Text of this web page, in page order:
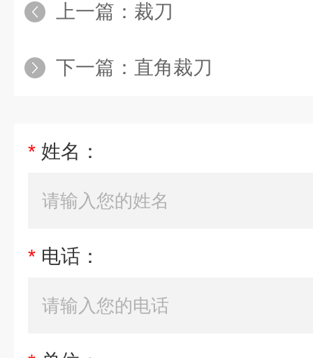
上一篇： 裁刀
下一篇： 直角裁刀
* 姓名：
* 电话：